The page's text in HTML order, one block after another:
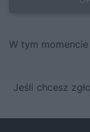
W tym
Jeśli chcesz